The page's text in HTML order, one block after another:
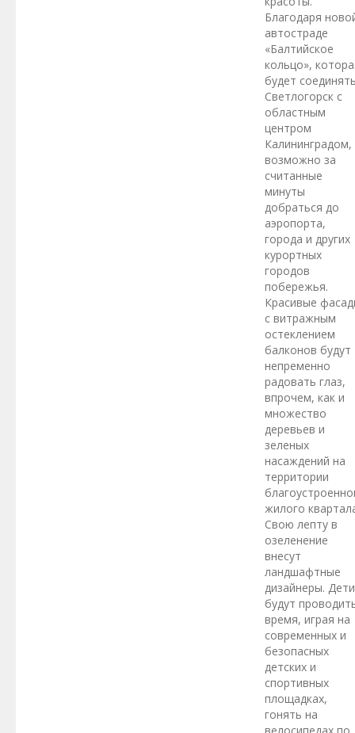
Благодаря
автостраде
«Балтийское
кольцо»,
будет
Светлогорск с
областным
центром
Калининградом,
возможно за
считанные
минуты
добраться до
аэропорта,
города и других
курортных
городов
побережья.
Красивые
с витражным
остеклением
балконов будут
непременно
радовать глаз,
впрочем, как и
множество
деревьев и
зеленых
насаждений на
территории
жилого
Свою лепту в
озеленение
внесут
ландшафтные
дизайнеры. Дети
будут
время, играя на
современных и
безопасных
детских и
спортивных
площадках,
гонять на